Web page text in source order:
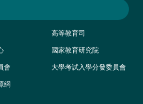
高等教育司
國家教育研究院
會 大學考試入學分發委員會
網